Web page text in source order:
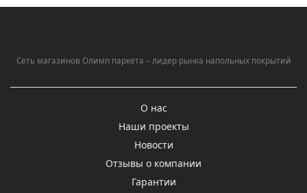
Сеть магазинов Олимп паркета – лидер рынка напольных покрытий
О нас
Наши проекты
Новости
Отзывы о компании
Гарантии